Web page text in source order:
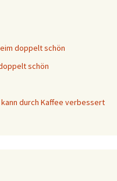
doppelt schön
schön
durch Kaffee verbessert